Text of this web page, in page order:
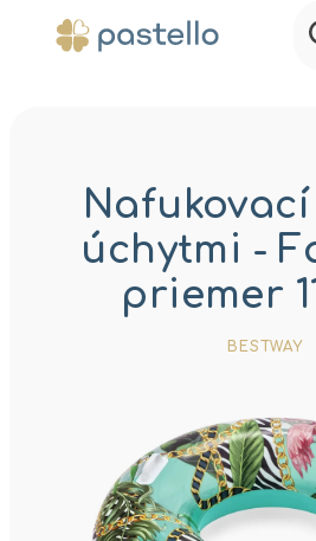
úchytmi -
priemer
BESTWAY